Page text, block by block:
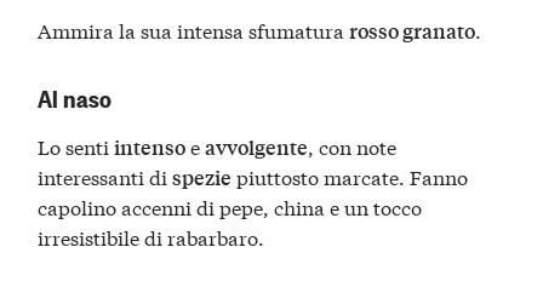
Ammira la sua intensa sfumaturarosso granato.
Al naso
Lo sentiintensoeavvolgente, con note
interessanti dispezie piuttosto marcate. Fanno
capolino accenni di pepe, china e un tocco
irresistibile di rabarbaro.